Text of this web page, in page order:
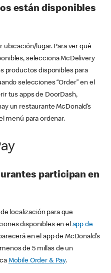
están disponibles
ubicación/lugar. Para ver qué
selecciona McDelivery
productos disponibles para
selecciones “Order” en el
tus apps de DoorDash,
un restaurante McDonald’s
menú para ordenar.
participan en
localización para que
disponibles en el app de
en el app de McDonald’s
de 5 millas de un
Mobile Order & Pay.